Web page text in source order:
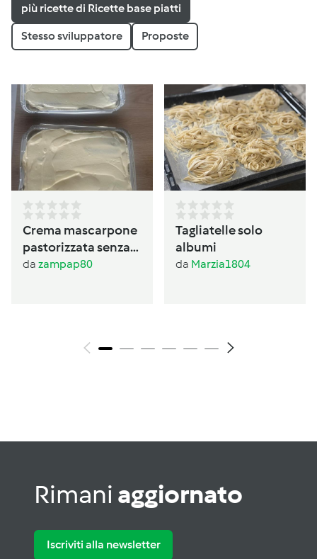
più ricette di Ricette base piatti
Stesso sviluppatore Proposte
Crema mascarpone
pastorizzata senza
panna
da zampap80
Tagliatelle solo
albumi
da Marzia1804
Rimani aggiornato
Iscriviti alla newsletter